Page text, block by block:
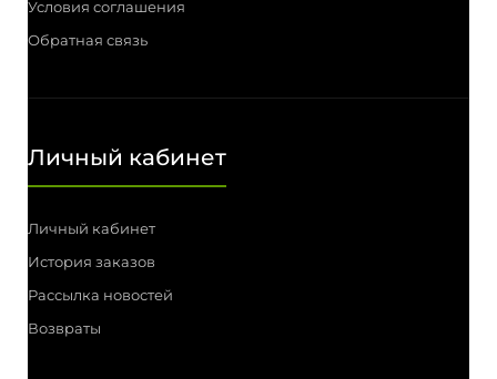
Условия соглашения
Обратная связь
Личный кабинет
Личный кабинет
История заказов
Рассылка новостей
Возвраты